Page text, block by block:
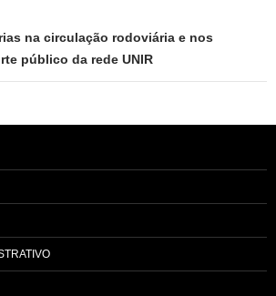
na circulação rodoviária e nos
público da rede UNIR